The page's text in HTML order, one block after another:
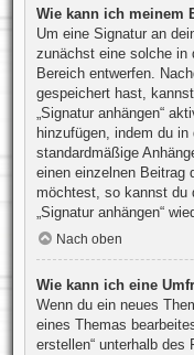
Wie kann ich meinem
Um eine Signatur an
zunächst eine solche in
Bereich entwerfen.
gespeichert hast,
„Signatur anhängen“
hinzufügen, indem du
standardmäßige
einen einzelnen Beitrag
möchtest, so kannst du
„Signatur anhängen“
Nach oben
Wie kann ich eine
Wenn du ein neues
eines Themas
erstellen“ unterhalb